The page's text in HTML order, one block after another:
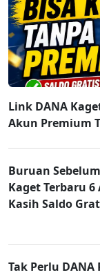
Link DANA
Akun Premium
Buruan
Kaget Terbaru 6
Kasih Saldo
Tak Perlu